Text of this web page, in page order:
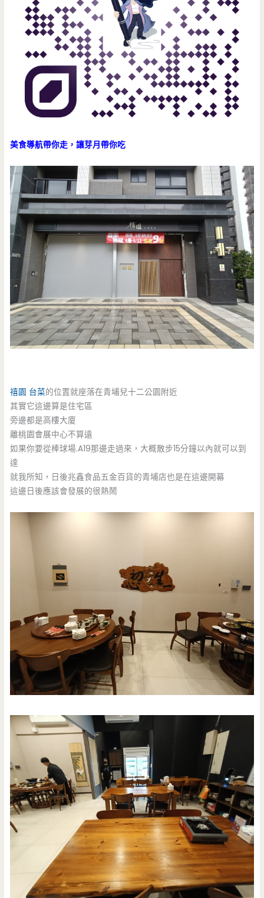
美食導航帶你走，讓芽月帶你吃
禧園 台菜的位置就座落在青埔兒十二公園附近
其實它這邊算是住宅區
旁邊都是高樓大廈
離桃園會展中心不算遠
如果你要從棒球場.A19那邊走過來，大概散步15分鐘以內就可以到
達
就我所知，日後兆鑫食品五金百貨的青埔店也是在這邊開幕
這邊日後應該會發展的很熱鬧